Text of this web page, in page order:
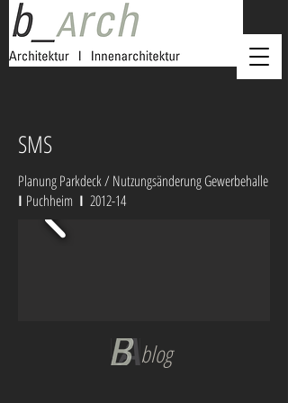
SMS
Planung Parkdeck / Nutzungsänderung Gewerbehalle
I Puchheim I 2012-14
blog